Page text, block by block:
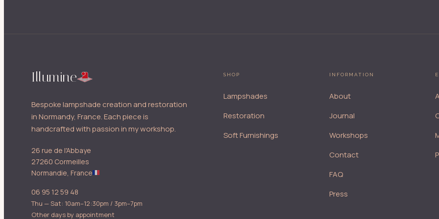
Illumine
Bespoke lampshade creation and restoration
in Normandy, France. Each piece is
handcrafted with passion in my workshop.
26 rue de l'Abbaye
27260 Cormeilles
Normandie, France
06 95 12 59 48
Thu — Sat: 10am–12:30pm / 3pm–7pm
Other days by appointment
SHOP
Lampshades
Restoration
Soft Furnishings
INFORMATION
About
Journal
Workshops
Contact
FAQ
Press